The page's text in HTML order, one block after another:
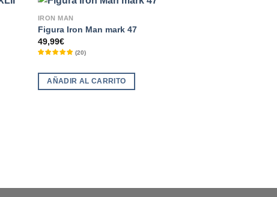
IRON MAN
Figura Iron Man mark 47
49,99€
(20)
AÑADIR AL CARRITO